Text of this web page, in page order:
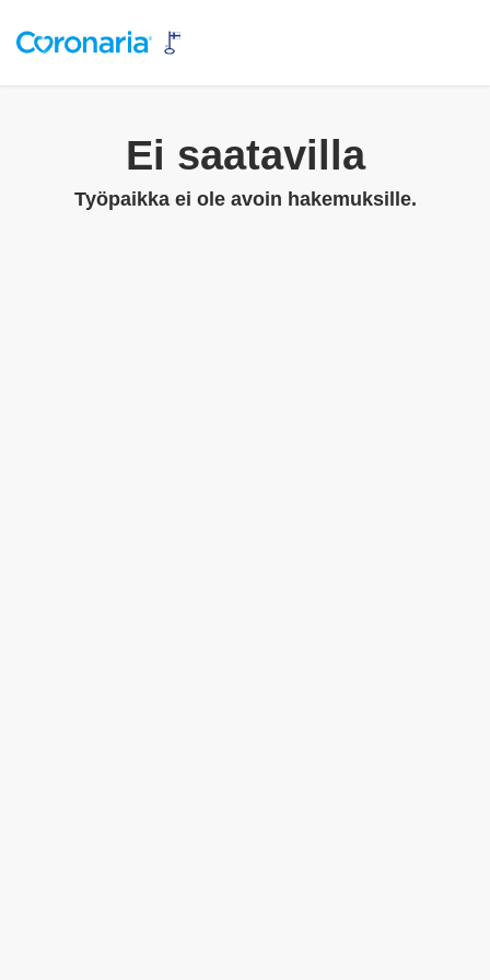
Ei saatavilla
Työpaikka ei ole avoin hakemuksille.